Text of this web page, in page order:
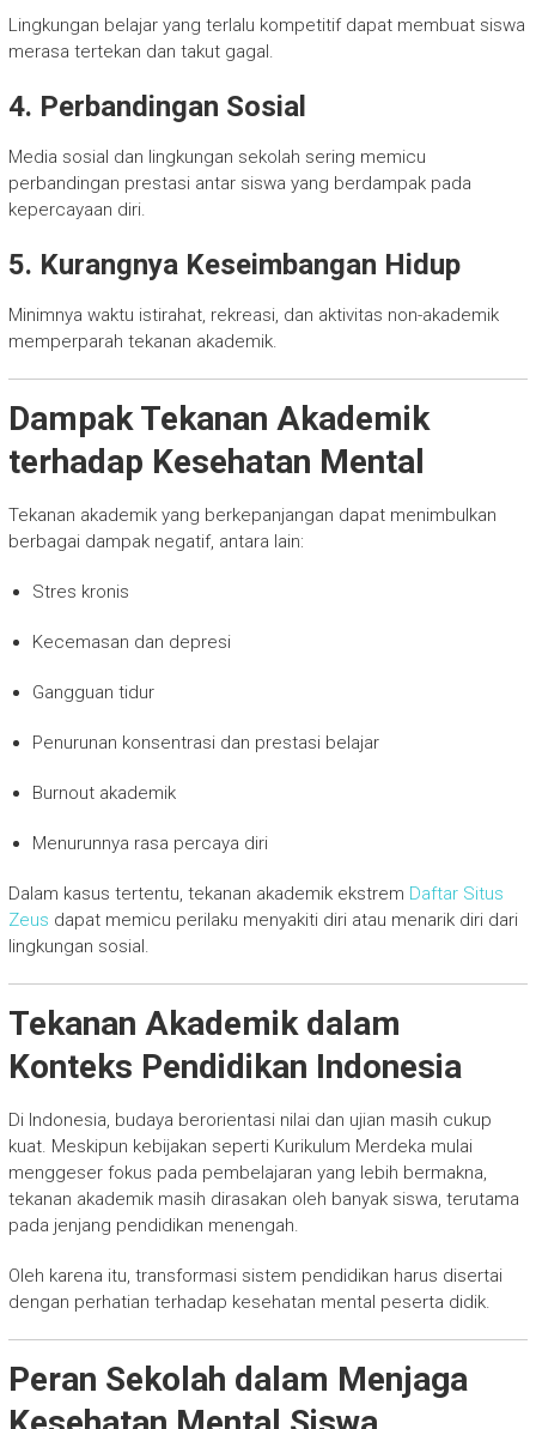
Lingkungan belajar yang terlalu kompetitif dapat membuat siswa
merasa tertekan dan takut gagal.
4. Perbandingan Sosial
Media sosial dan lingkungan sekolah sering memicu
perbandingan prestasi antar siswa yang berdampak pada
kepercayaan diri.
5. Kurangnya Keseimbangan Hidup
Minimnya waktu istirahat, rekreasi, dan aktivitas non-akademik
memperparah tekanan akademik.
Dampak Tekanan Akademik
terhadap Kesehatan Mental
Tekanan akademik yang berkepanjangan dapat menimbulkan
berbagai dampak negatif, antara lain:
Stres kronis
Kecemasan dan depresi
Gangguan tidur
Penurunan konsentrasi dan prestasi belajar
Burnout akademik
Menurunnya rasa percaya diri
Dalam kasus tertentu, tekanan akademik ekstrem Daftar Situs
Zeus dapat memicu perilaku menyakiti diri atau menarik diri dari
lingkungan sosial.
Tekanan Akademik dalam
Konteks Pendidikan Indonesia
Di Indonesia, budaya berorientasi nilai dan ujian masih cukup
kuat. Meskipun kebijakan seperti Kurikulum Merdeka mulai
menggeser fokus pada pembelajaran yang lebih bermakna,
tekanan akademik masih dirasakan oleh banyak siswa, terutama
pada jenjang pendidikan menengah.
Oleh karena itu, transformasi sistem pendidikan harus disertai
dengan perhatian terhadap kesehatan mental peserta didik.
Peran Sekolah dalam Menjaga